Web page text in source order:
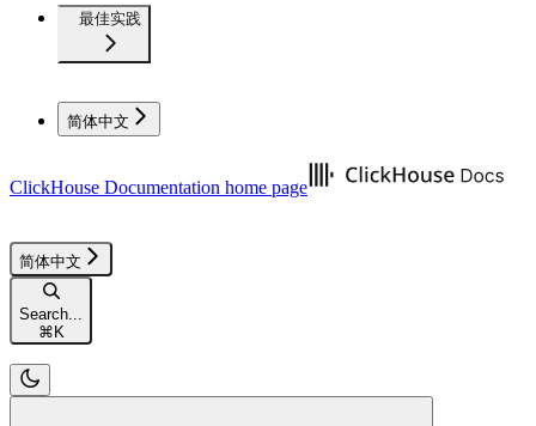
最佳实践
简体中文
ClickHouse Documentation home page
简体中文
Search...
⌘ K